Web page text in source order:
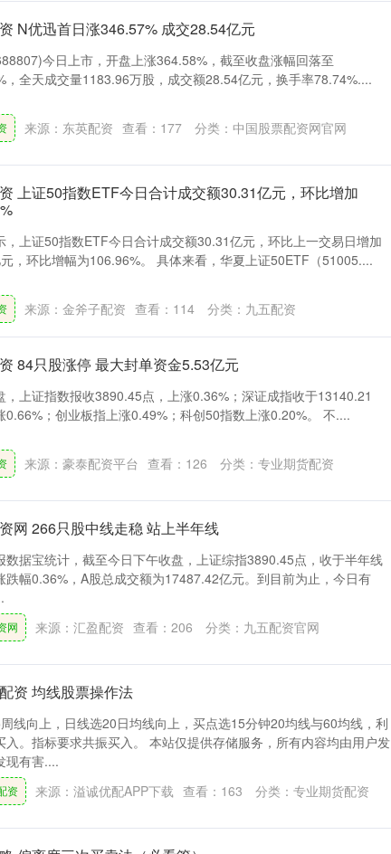
N优迅首日涨346.57% 成交28.54亿元
今日上市，开盘上涨364.58%，截至收盘涨幅回落至
，全天成交量1183.96万股，成交额28.54亿元，换手率78.74%....
来源：东英配资 查看： 177 分类： 中国股票配资网官网
上证50指数ETF今日合计成交额30.31亿元，环比增加
，上证50指数ETF今日合计成交额30.31亿元，环比上一交易日增加
，环比增幅为106.96%。 具体来看，华夏上证50ETF（51005....
来源：金斧子配资 查看： 114 分类： 九五配资
84只股涨停 最大封单资金5.53亿元
，上证指数报收3890.45点，上涨0.36%；深证成指收于13140.21
0.66%；创业板指上涨0.49%；科创50指数上涨0.20%。 不....
来源：豪泰配资平台 查看： 126 分类： 专业期货配资
网 266只股中线走稳 站上半年线
数据宝统计，截至今日下午收盘，上证综指3890.45点，收于半年线
跌幅0.36%，A股总成交额为17487.42亿元。到目前为止，今日有
网 来源：汇盈配资 查看： 206 分类： 九五配资官网
资 均线股票操作法
线向上，日线选20日均线向上，买点选15分钟20均线与60均线，利
入。指标要求共振买入。 本站仅提供存储服务，所有内容均由用户发
现有害....
资 来源：溢诚优配APP下载 查看： 163 分类： 专业期货配资